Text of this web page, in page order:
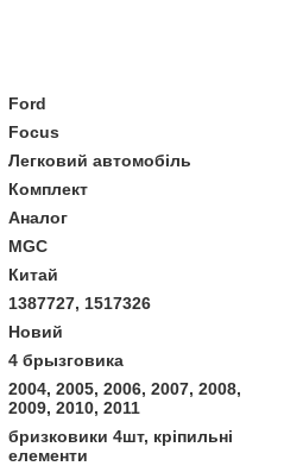
Ford
Focus
Легковий автомобіль
Комплект
Аналог
MGC
Китай
1387727, 1517326
Новий
4 брызговика
2004, 2005, 2006, 2007, 2008,
2009, 2010, 2011
бризковики 4шт, кріпильні
елементи